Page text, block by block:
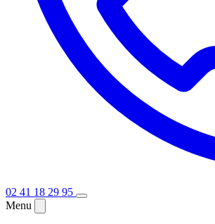
02 41 18 29 95
Menu